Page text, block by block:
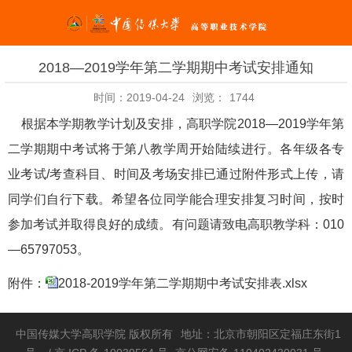
2018—2019学年第二学期期中考试安排通知
时间：2019-04-24 浏览： 1744
根据本学期教学计划及安排，高职学院2018—2019学年第
二学期期中考试将于第八教学周开始陆续进行。各年级各专
业考试/考查科目、时间及考场安排已通过附件形式上传，请
同学们自行下载。希望各位同学能合理安排复习时间，按时
参加考试并取得良好的成绩。有问题请致电高职教学科：010
—65797053。
附件： 2018-2019学年第二学期期中考试安排表.xlsx
中国传媒大学高职学院 版权所有
地址：北京市朝阳区定福庄东街1